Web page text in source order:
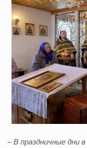
– В праздничные дни